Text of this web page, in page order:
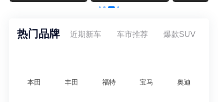
热门品牌 近期新车 车市推荐 爆款SUV
本田 丰田 福特 宝马 奥迪